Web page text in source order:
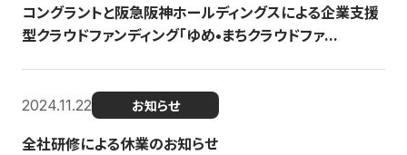
コングラントと阪急阪神ホールディングスによる企業支援
型クラウドファンディング「ゆめ•まちクラウドファ...
2024.11.22 お知らせ
全社研修による休業のお知らせ